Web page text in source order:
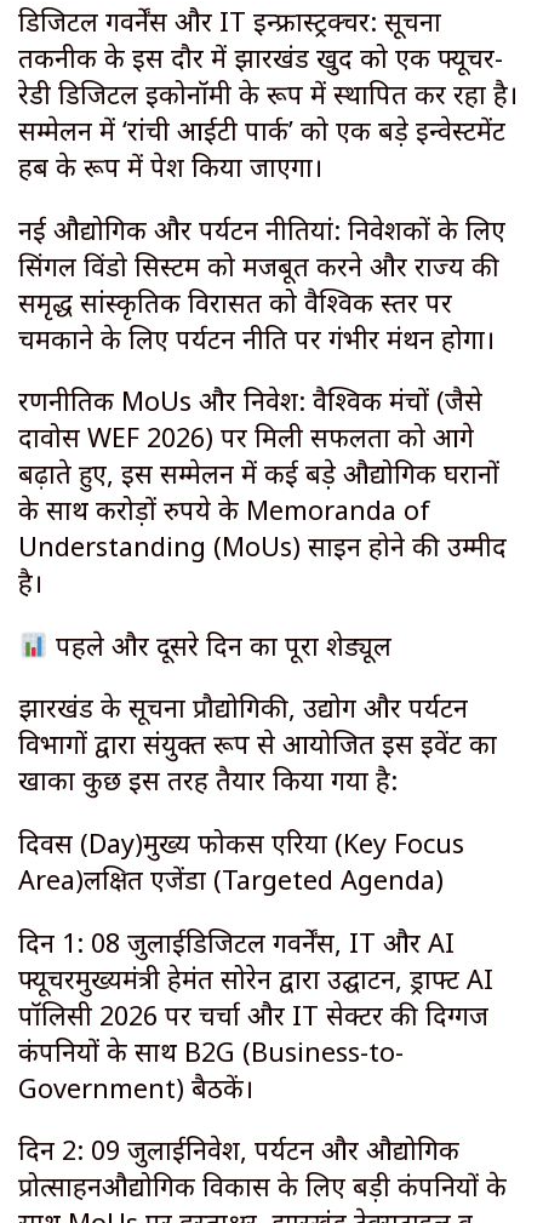
​डिजिटल गवर्नेंस और IT इन्फ्रास्ट्रक्चर: सूचना
तकनीक के इस दौर में झारखंड खुद को एक फ्यूचर-
रेडी डिजिटल इकोनॉमी के रूप में स्थापित कर रहा है।
सम्मेलन में ‘रांची आईटी पार्क’ को एक बड़े इन्वेस्टमेंट
हब के रूप में पेश किया जाएगा।
​नई औद्योगिक और पर्यटन नीतियां: निवेशकों के लिए
सिंगल विंडो सिस्टम को मजबूत करने और राज्य की
समृद्ध सांस्कृतिक विरासत को वैश्विक स्तर पर
चमकाने के लिए पर्यटन नीति पर गंभीर मंथन होगा।
​रणनीतिक MoUs और निवेश: वैश्विक मंचों (जैसे
दावोस WEF 2026) पर मिली सफलता को आगे
बढ़ाते हुए, इस सम्मेलन में कई बड़े औद्योगिक घरानों
के साथ करोड़ों रुपये के Memoranda of
Understanding (MoUs) साइन होने की उम्मीद
है।
पहले और दूसरे दिन का पूरा शेड्यूल
​झारखंड के सूचना प्रौद्योगिकी, उद्योग और पर्यटन
विभागों द्वारा संयुक्त रूप से आयोजित इस इवेंट का
खाका कुछ इस तरह तैयार किया गया है:
दिवस (Day)मुख्य फोकस एरिया (Key Focus
Area)लक्षित एजेंडा (Targeted Agenda)
दिन 1: 08 जुलाईडिजिटल गवर्नेंस, IT और AI
फ्यूचरमुख्यमंत्री हेमंत सोरेन द्वारा उद्घाटन, ड्राफ्ट AI
पॉलिसी 2026 पर चर्चा और IT सेक्टर की दिग्गज
कंपनियों के साथ B2G (Business-to-
Government) बैठकें।
दिन 2: 09 जुलाईनिवेश, पर्यटन और औद्योगिक
प्रोत्साहनऔद्योगिक विकास के लिए बड़ी कंपनियों के